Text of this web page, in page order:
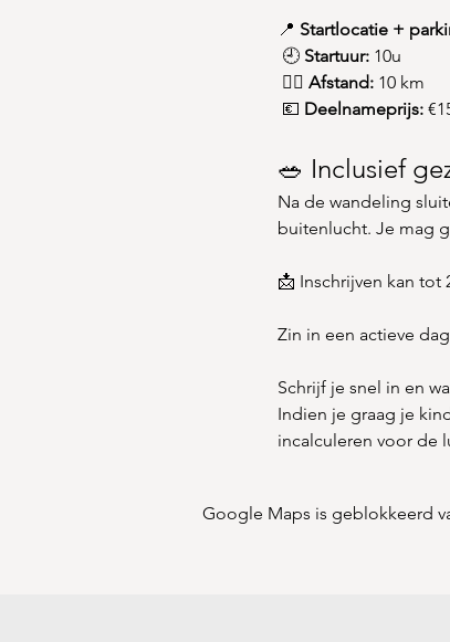
📍 Startlocatie +
🕘 Startuur: 10u
🚶‍♂️ Afstand: 10 km
💶 Deelnameprijs:
🥗 Inclusief
Na de wandeling
buitenlucht. Je mag
📩 Inschrijven kan tot
Zin in een actieve
Schrijf je snel in en
Indien je graag je
incalculeren voor de
Google Maps is geblokkeerd